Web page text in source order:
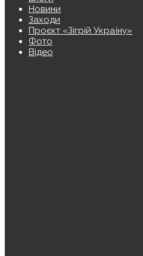
Новини
Заходи
Проєкт «Зігрій Україну»
Фото
Відео